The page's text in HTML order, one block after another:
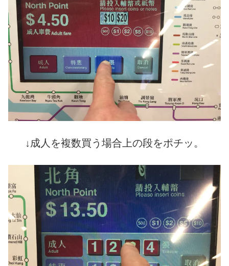
↓成人を複数買う場合上の段をポチッ。